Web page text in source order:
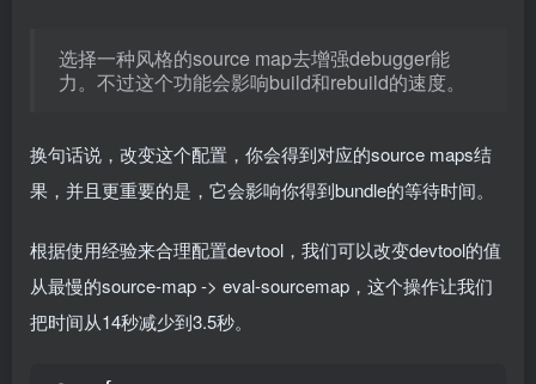
选择一种风格的source map去增强debugger能
力。不过这个功能会影响build和rebuild的速度。
换句话说，改变这个配置，你会得到对应的source maps结
果，并且更重要的是，它会影响你得到bundle的等待时间。
根据使用经验来合理配置devtool，我们可以改变devtool的值
从最慢的source-map -> eval-sourcemap，这个操作让我们
把时间从14秒减少到3.5秒。